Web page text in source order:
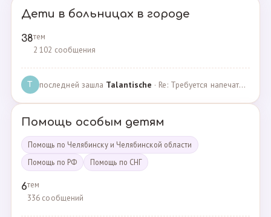
Дети в больницах в городе
38тем
2 102 сообщения
T последней зашла Talantische · Re: Требуется напечатать бейджики · 09.02.2024
Помощь особым детям
Помощь по Челябинску и Челябинской области
Помощь по РФ
Помощь по СНГ
6тем
336 сообщений